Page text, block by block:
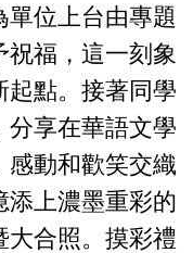
位上台由專題
福，這一刻象
起點。接著同學
分享在華語文學
感動和歡笑交織
添上濃墨重彩的
大合照。摸彩禮